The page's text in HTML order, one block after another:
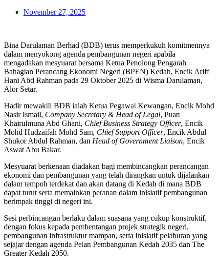
November 27, 2025
Bina Darulaman Berhad (BDB) terus memperkukuh komitmennya
dalam menyokong agenda pembangunan negeri apabila
mengadakan mesyuarat bersama Ketua Penolong Pengarah
Bahagian Perancang Ekonomi Negeri (BPEN) Kedah, Encik Ariff
Hani Abd Rahman pada 29 Oktober 2025 di Wisma Darulaman,
Alor Setar.
Hadir mewakili BDB ialah Ketua Pegawai Kewangan, Encik Mohd
Nasir Ismail, Company Secretary & Head of Legal, Puan
Khairulmuna Abd Ghani, Chief Business Strategy Officer, Encik
Mohd Hudzaifah Mohd Sam, Chief Support Officer, Encik Abdul
Shukor Abdul Rahman, dan Head of Government Liaison, Encik
Aswat Abu Bakar.
Mesyuarat berkenaan diadakan bagi membincangkan perancangan
ekonomi dan pembangunan yang telah dirangkan untuk dijalankan
dalam tempoh terdekat dan akan datang di Kedah di mana BDB
dapat turut serta memainkan peranan dalam inisiatif pembangunan
berimpak tinggi di negeri ini.
Sesi perbincangan berlaku dalam suasana yang cukup konstruktif,
dengan fokus kepada pembentangan projek strategik negeri,
pembangunan infrastruktur mampan, serta inisiatif pelaburan yang
sejajar dengan agenda Pelan Pembangunan Kedah 2035 dan The
Greater Kedah 2050.